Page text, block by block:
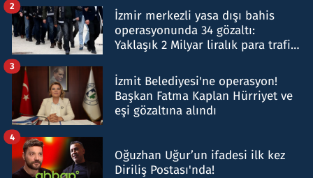
İzmir merkezli yasa dışı bahis
operasyonunda 34 gözaltı:
Yaklaşık 2 Milyar liralık para trafiği
2
İzmit Belediyesi'ne operasyon!
Başkan Fatma Kaplan Hürriyet ve
eşi gözaltına alındı
3
Oğuzhan Uğur’un ifadesi ilk kez
Diriliş Postası'nda!
4